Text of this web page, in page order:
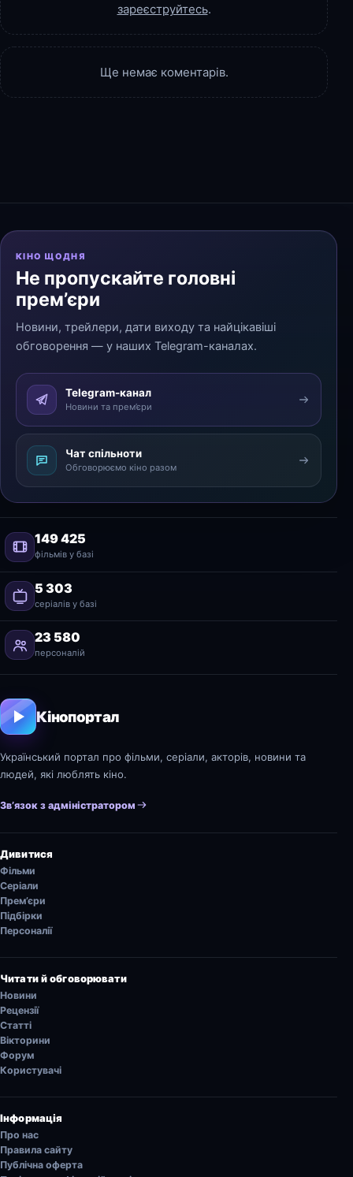
зареєструйтесь.
Ще немає коментарів.
КІНО ЩОДНЯ
Не пропускайте головні
прем’єри
Новини, трейлери, дати виходу та найцікавіші
обговорення — у наших Telegram-каналах.
Telegram-канал
Новини та прем’єри
Чат спільноти
Обговорюємо кіно разом
149 425
фільмів у базі
5 303
серіалів у базі
23 580
персоналій
Кінопортал
Український портал про фільми, серіали, акторів, новини та
людей, які люблять кіно.
Зв’язок з адміністратором
Дивитися
Фільми
Серіали
Прем’єри
Підбірки
Персоналії
Читати й обговорювати
Новини
Рецензії
Статті
Вікторини
Форум
Користувачі
Інформація
Про нас
Правила сайту
Публічна оферта